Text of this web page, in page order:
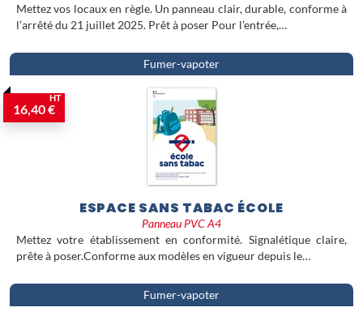
Mettez vos locaux en règle. Un panneau clair, durable, conforme à
l’arrêté du 21 juillet 2025. Prêt à poser Pour l’entrée,…
Fumer-vapoter
16,40 €
HT
ESPACE SANS TABAC ÉCOLE
Panneau PVC A4
Mettez votre établissement en conformité. Signalétique claire,
prête à poser.Conforme aux modèles en vigueur depuis le…
Fumer-vapoter